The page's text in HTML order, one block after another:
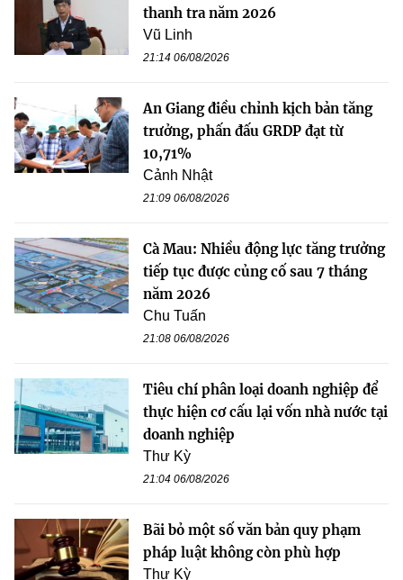
thanh tra năm 2026
Vũ Linh
21:14 06/08/2026
An Giang điều chỉnh kịch bản tăng
trưởng, phấn đấu GRDP đạt từ
10,71%
Cảnh Nhật
21:09 06/08/2026
Cà Mau: Nhiều động lực tăng trưởng
tiếp tục được củng cố sau 7 tháng
năm 2026
Chu Tuấn
21:08 06/08/2026
Tiêu chí phân loại doanh nghiệp để
thực hiện cơ cấu lại vốn nhà nước tại
doanh nghiệp
Thư Kỳ
21:04 06/08/2026
Bãi bỏ một số văn bản quy phạm
pháp luật không còn phù hợp
Thư Kỳ